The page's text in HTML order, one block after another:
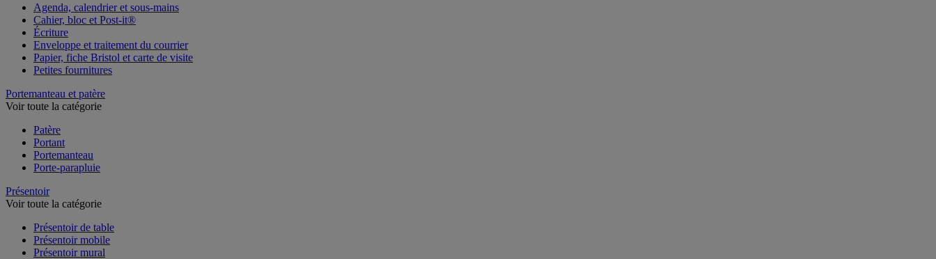
Agenda, calendrier et sous-mains
Cahier, bloc et Post-it®
Écriture
Enveloppe et traitement du courrier
Papier, fiche Bristol et carte de visite
Petites fournitures
Portemanteau et patère
Voir toute la catégorie
Patère
Portant
Portemanteau
Porte-parapluie
Présentoir
Voir toute la catégorie
Présentoir de table
Présentoir mobile
Présentoir mural